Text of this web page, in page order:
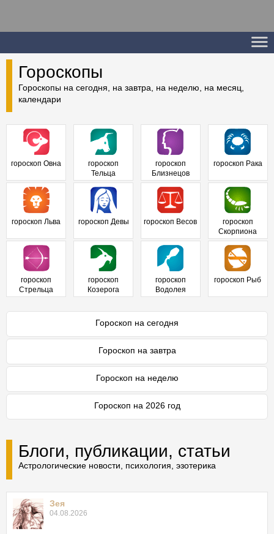
Гороскопы
Гороскопы на сегодня, на завтра, на неделю, на месяц,
календари
гороскоп Овна
гороскоп
Тельца
гороскоп
Близнецов
гороскоп Рака
гороскоп Льва гороскоп Девы гороскоп Весов
гороскоп
Скорпиона
гороскоп
Стрельца
гороскоп
Козерога
гороскоп
Водолея
гороскоп Рыб
Гороскоп на сегодня
Гороскоп на завтра
Гороскоп на неделю
Гороскоп на 2026 год
Блоги, публикации, статьи
Астрологические новости, психология, эзотерика
Зея
04.08.2026